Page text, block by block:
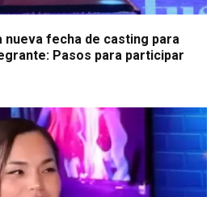
nueva fecha de casting para
Pasos para participar